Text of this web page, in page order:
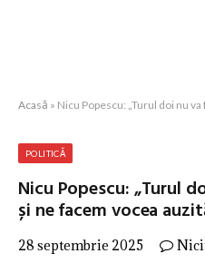
Acasă » Nicu Popescu: „Turul doi nu va
POLITICĂ
Nicu Popescu: „Turul
și ne facem vocea
28 septembrie 2025